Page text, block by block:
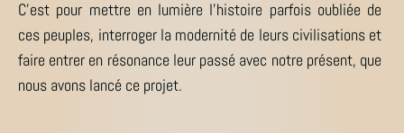
C’est pour mettre en lumière l’histoire parfois oubliée de
ces peuples, interroger la modernité de leurs civilisations et
faire entrer en résonance leur passé avec notre présent, que
nous avons lancé ce projet.